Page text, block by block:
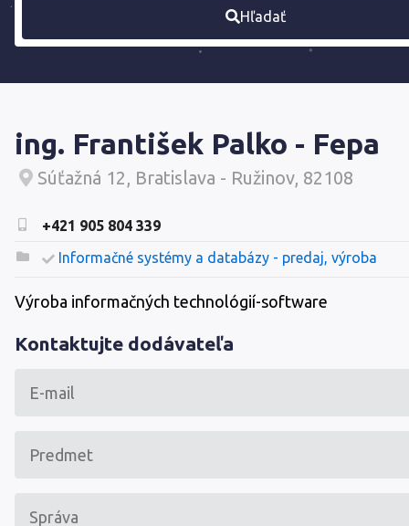
Hľadať
ing. František Palko - Fepa
Súťažná 12, Bratislava - Ružinov, 82108
+421 905 804 339
Informačné systémy a databázy - predaj, výroba
Výroba informačných technológií-software
Kontaktujte dodávateľa